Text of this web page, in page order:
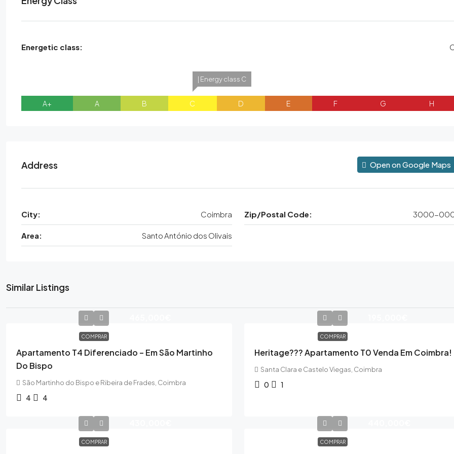
Energetic class:
A+ A B
| Energy class C
C D E F G H
Address Open on Google Maps
City: Coimbra Zip/Postal Code: 3000-
Area: Santo António dos Olivais
Similar Listings
COMPRAR
Apartamento T4 Diferenciado – Em São Martinho
Do Bispo
São Martinho do Bispo e Ribeira de Frades, Coimbra
4 4
COMPRAR
Heritage??? Apartamento T0 Venda Em Coimbra!
Santa Clara e Castelo Viegas, Coimbra
0 1
COMPRAR COMPRAR